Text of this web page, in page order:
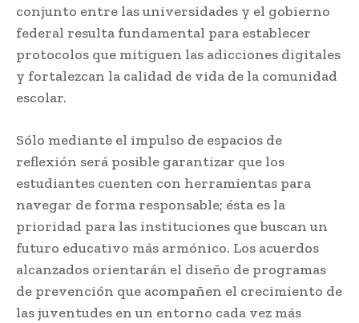
conjunto entre las universidades y el gobierno
federal resulta fundamental para establecer
protocolos que mitiguen las adicciones digitales
y fortalezcan la calidad de vida de la comunidad
escolar.
Sólo mediante el impulso de espacios de
reflexión será posible garantizar que los
estudiantes cuenten con herramientas para
navegar de forma responsable; ésta es la
prioridad para las instituciones que buscan un
futuro educativo más armónico. Los acuerdos
alcanzados orientarán el diseño de programas
de prevención que acompañen el crecimiento de
las juventudes en un entorno cada vez más